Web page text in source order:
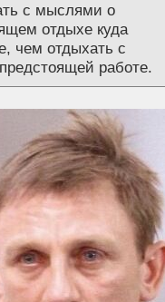
с мыслями о
отдыхе куда
чем отдыхать с
работе.